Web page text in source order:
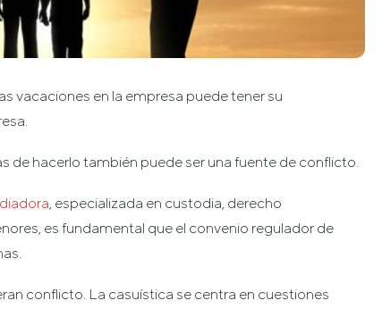
vacaciones en la empresa puede tener su
de hacerlo también puede ser una fuente de conflicto.
, especializada en custodia, derecho
es fundamental que el convenio regulador de
conflicto. La casuística se centra en cuestiones